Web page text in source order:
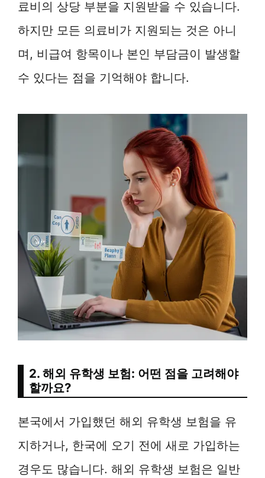
료비의 상당 부분을 지원받을 수 있습니다.
하지만 모든 의료비가 지원되는 것은 아니
며, 비급여 항목이나 본인 부담금이 발생할
수 있다는 점을 기억해야 합니다.
2. 해외 유학생 보험: 어떤 점을 고려해야
할까요?
본국에서 가입했던 해외 유학생 보험을 유
지하거나, 한국에 오기 전에 새로 가입하는
경우도 많습니다. 해외 유학생 보험은 일반